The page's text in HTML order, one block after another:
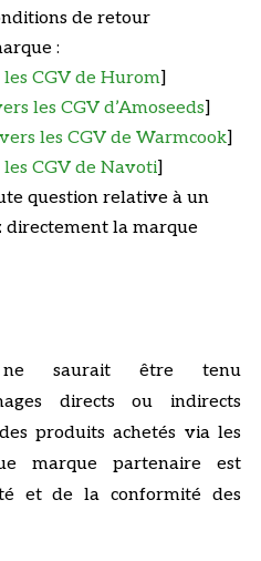
de retour
:
CGV de Hurom]
les CGV d’Amoseeds]
les CGV de Warmcook]
CGV de Navoti]
question relative à un
directement la marque
saurait être tenu
directs ou indirects
produits achetés via les
marque partenaire est
et de la conformité des